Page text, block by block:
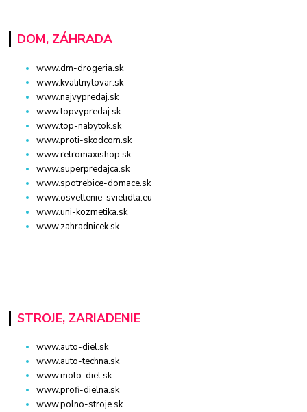
DOM, ZÁHRADA
www.dm-drogeria.sk
www.kvalitnytovar.sk
www.najvypredaj.sk
www.topvypredaj.sk
www.top-nabytok.sk
www.proti-skodcom.sk
www.retromaxishop.sk
www.superpredajca.sk
www.spotrebice-domace.sk
www.osvetlenie-svietidla.eu
www.uni-kozmetika.sk
www.zahradnicek.sk
STROJE, ZARIADENIE
www.auto-diel.sk
www.auto-techna.sk
www.moto-diel.sk
www.profi-dielna.sk
www.polno-stroje.sk